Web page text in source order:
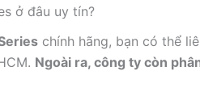
ở đâu uy tín?
chính hãng, bạn có thể
Ngoài ra, công ty còn